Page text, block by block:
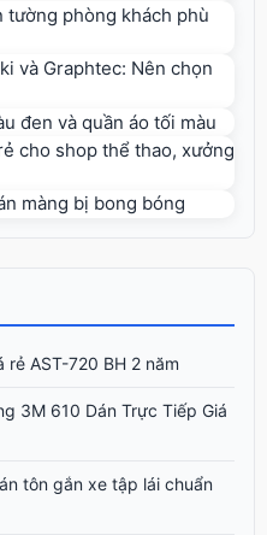
tường phòng khách phù
và Graphtec: Nên chọn
đen và quần áo tối màu
cho shop thể thao, xưởng
màng bị bong bóng
AST-720 BH 2 năm
3M 610 Dán Trực Tiếp Giá
tôn gắn xe tập lái chuẩn